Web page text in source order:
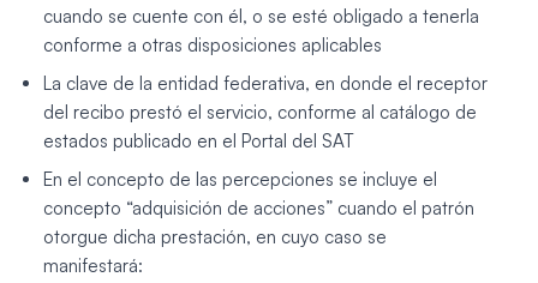
cuando se cuente con él, o se esté obligado a tenerla
conforme a otras disposiciones aplicables
La clave de la entidad federativa, en donde el receptor
del recibo prestó el servicio, conforme al catálogo de
estados publicado en el Portal del SAT
En el concepto de las percepciones se incluye el
concepto “adquisición de acciones” cuando el patrón
otorgue dicha prestación, en cuyo caso se
manifestará: